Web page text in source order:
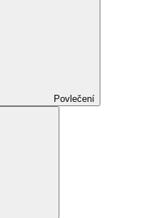
Povlečení